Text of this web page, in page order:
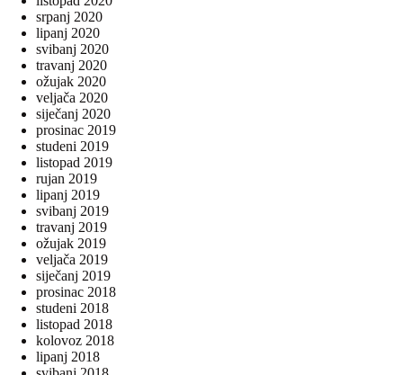
srpanj 2020
lipanj 2020
svibanj 2020
travanj 2020
ožujak 2020
veljača 2020
siječanj 2020
prosinac 2019
studeni 2019
listopad 2019
rujan 2019
lipanj 2019
svibanj 2019
travanj 2019
ožujak 2019
veljača 2019
siječanj 2019
prosinac 2018
studeni 2018
listopad 2018
kolovoz 2018
lipanj 2018